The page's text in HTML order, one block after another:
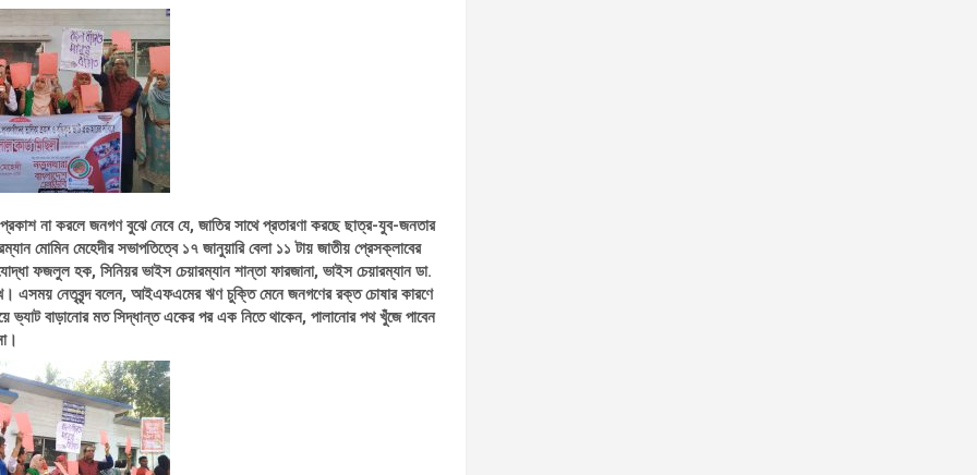
না করলে জনগণ বুঝে নেবে যে, জাতির সাথে প্রতারণা করছে ছাত্র-যুব-জনতার
মোমিন মেহেদীর সভাপতিত্বে ১৭ জানুয়ারি বেলা ১১ টায় জাতীয় প্রেসক্লাবের
ফজলুল হক, সিনিয়র ভাইস চেয়ারম্যান শান্তা ফারজানা, ভাইস চেয়ারম্যান ডা.
এসময় নেতৃবৃন্দ বলেন, আইএফএমের ঋণ চুক্তি মেনে জনগণের রক্ত চোষার কারণে
ভ্যাট বাড়ানোর মত সিদ্ধান্ত একের পর এক নিতে থাকেন, পালানোর পথ খুঁজেপাবেন